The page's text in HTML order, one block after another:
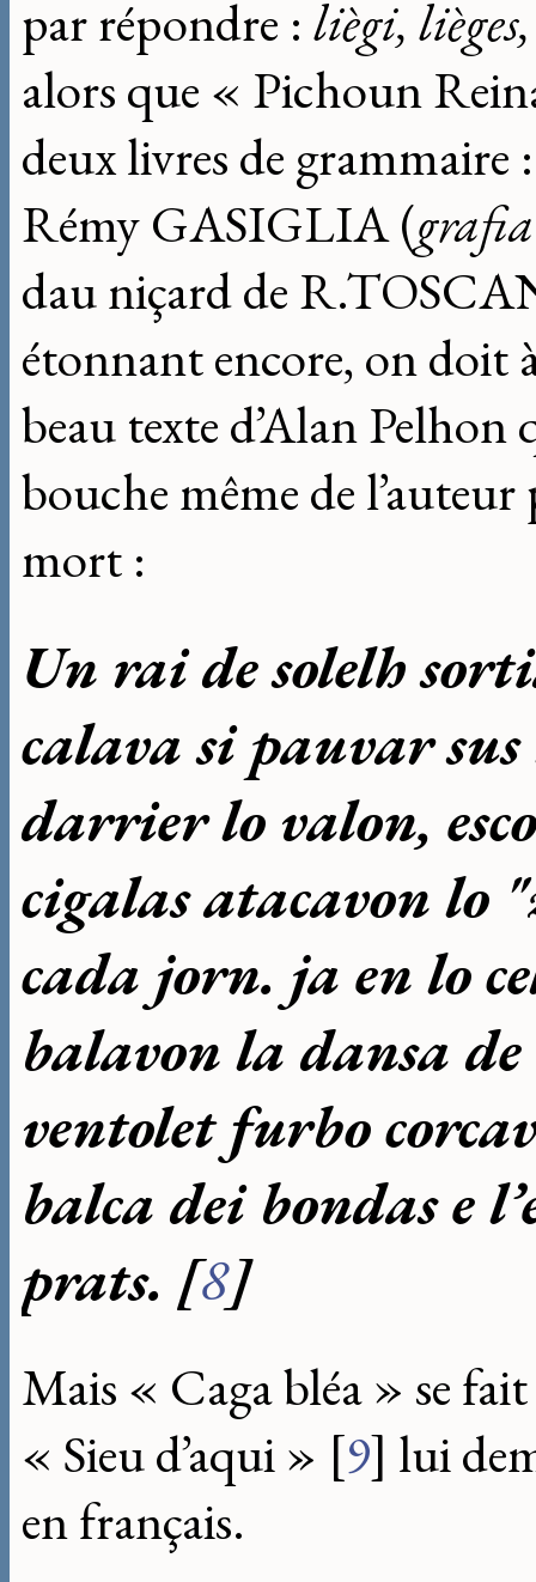
par répondre : liègi,
alors que « Pichoun
deux livres de grammaire
Rémy GASIGLIA (
dau niçard de
étonnant encore, on doit
beau texte d’Alan
bouche même de
mort :
Un rai de solelh
calava si pauvar
darrier lo valon,
cigalas atacavon lo
cada jorn. ja en lo
balavon la dansa
ventolet furbo
balca dei bondas e
prats. [8]
Mais « Caga bléa » se
« Sieu d’aqui » [9] lui
en français.